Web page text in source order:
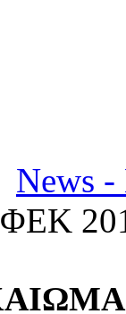
News -
ΦΕΚ